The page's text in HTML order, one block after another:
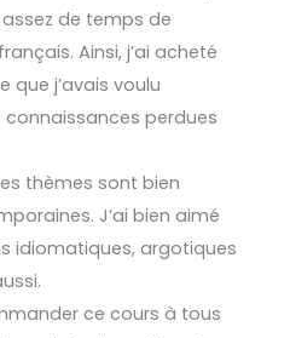
assez de temps de
Ainsi, j’ai acheté
que j’avais voulu
perdues
thèmes sont bien
J’ai bien aimé
idiomatiques, argotiques
ce cours à tous